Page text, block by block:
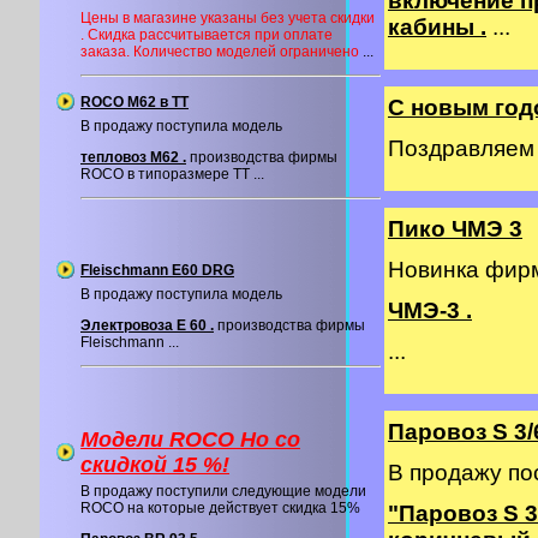
Цены в магазине указаны без учета скидки
. Скидка рассчитывается при оплате
заказа. Количество моделей ограничено ...
ROCO M62 в ТТ
В продажу поступила модель
тепловоз М62 . производства фирмы
ROCO в типоразмере ТТ ...
Fleischmann E60 DRG
В продажу поступила модель
Электровоза E 60 . производства фирмы
Fleischmann ...
Модели ROCO Ho со
cкидкой 15 %!
В продажу поступили следующие модели
ROCO на которые действует скидка 15%
кабины . ...
С новым
Пико ЧМЭ 3
Новинка
ЧМЭ-3 .
...
Паровоз S
В продажу
"Паровоз S